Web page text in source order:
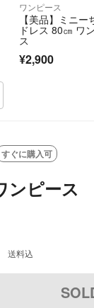
ワンピース
【美品】ミニー
ドレス 80㎝ ワ
ス
¥2,900
OUT
すぐに購入可
ンピース
送料込